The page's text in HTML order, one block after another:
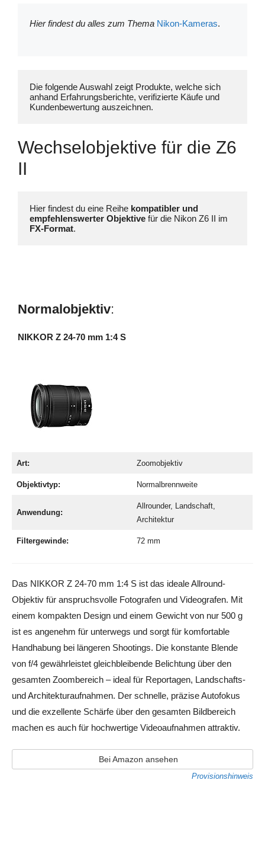
Hier findest du alles zum Thema Nikon-Kameras.
Die folgende Auswahl zeigt Produkte, welche sich
anhand Erfahrungsberichte, verifizierte Käufe und
Kundenbewertung auszeichnen.
Wechselobjektive für die Z6
II
Hier findest du eine Reihe kompatibler und
empfehlenswerter Objektive
FX-Format
Normalobjektiv:
NIKKOR Z 24-70 mm 1:4 S
Art: Zoomobjektiv
Objektivtyp: Normalbrennweite
Anwendung:
Allrounder, Landschaft,
Architektur
Filtergewinde: 72 mm
Das NIKKOR Z 24-70 mm 1:4 S ist das ideale Allround-
Objektiv für anspruchsvolle Fotografen und Videografen. Mit
einem kompakten Design und einem Gewicht von nur 500 g
ist es angenehm für unterwegs und sorgt für komfortable
Handhabung bei längeren Shootings. Die konstante Blende
von f/4 gewährleistet gleichbleibende Belichtung über den
gesamten Zoombereich – ideal für Reportagen, Landschafts-
und Architekturaufnahmen. Der schnelle, präzise Autofokus
und die exzellente Schärfe über den gesamten Bildbereich
machen es auch für hochwertige Videoaufnahmen attraktiv.
Bei Amazon ansehen
Provisionshinweis